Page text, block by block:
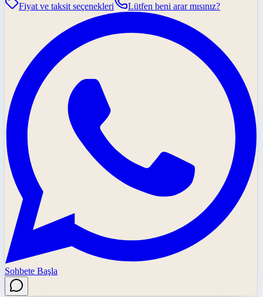
Fiyat ve taksit seçenekleri
Lütfen beni arar mısınız?
Sohbete Başla